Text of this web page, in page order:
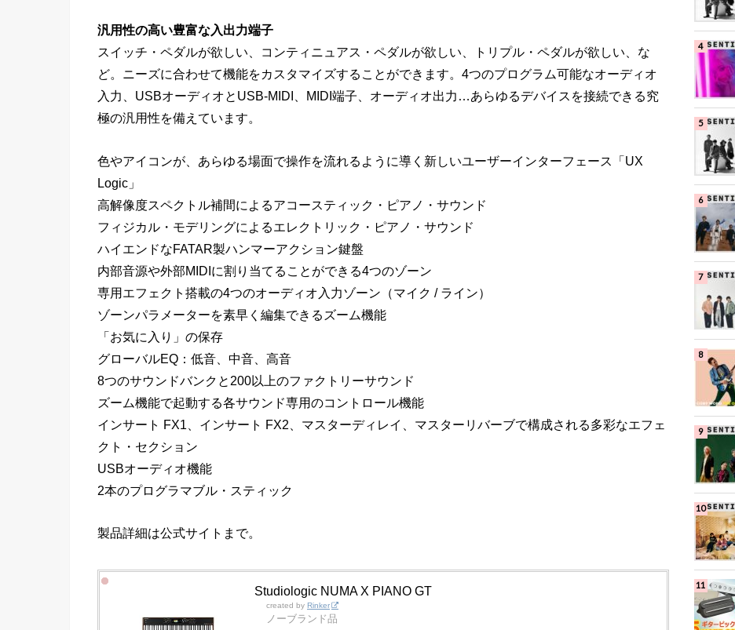
汎用性の高い豊富な入出力端子
スイッチ・ペダルが欲しい、コンティニュアス・ペダルが欲しい、トリプル・ペダルが欲しい、な
ど。ニーズに合わせて機能をカスタマイズすることができます。4つのプログラム可能なオーディオ
入力、USBオーディオとUSB-MIDI、MIDI端子、オーディオ出力…あらゆるデバイスを接続できる究
極の汎用性を備えています。
色やアイコンが、あらゆる場面で操作を流れるように導く新しいユーザーインターフェース「UX
Logic」
高解像度スペクトル補間によるアコースティック・ピアノ・サウンド
フィジカル・モデリングによるエレクトリック・ピアノ・サウンド
ハイエンドなFATAR製ハンマーアクション鍵盤
内部音源や外部MIDIに割り当てることができる4つのゾーン
専用エフェクト搭載の4つのオーディオ入力ゾーン（マイク / ライン）
ゾーンパラメーターを素早く編集できるズーム機能
「お気に入り」の保存
グローバルEQ：低音、中音、高音
8つのサウンドバンクと200以上のファクトリーサウンド
ズーム機能で起動する各サウンド専用のコントロール機能
インサート FX1、インサート FX2、マスターディレイ、マスターリバーブで構成される多彩なエフェ
クト・セクション
USBオーディオ機能
2本のプログラマブル・スティック
製品詳細は公式サイトまで。
Studiologic NUMA X PIANO GT
created by Rinker
ノーブランド品